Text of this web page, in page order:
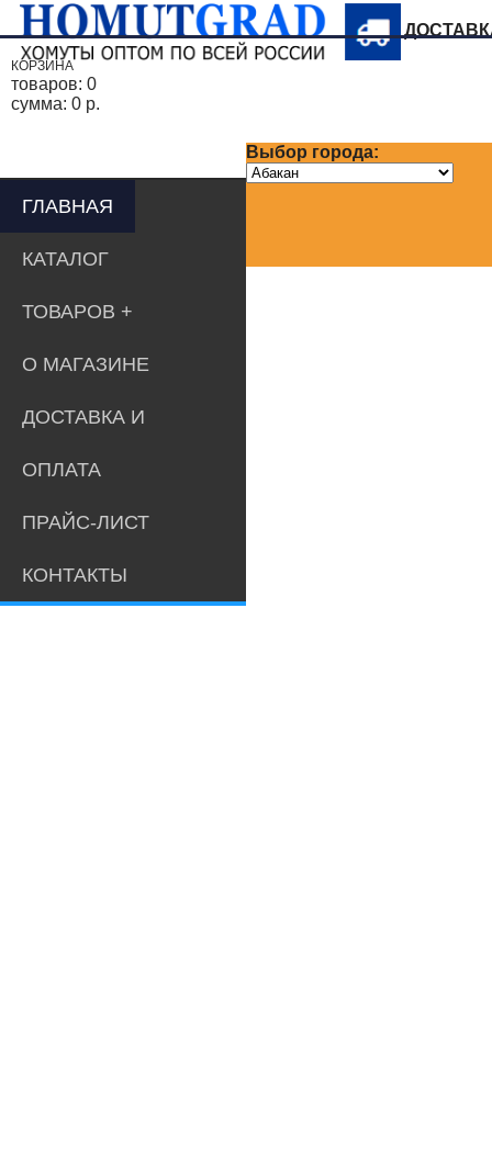
Выбор города:
КОРЗИНА
товаров: 0
сумма: 0 р.
ГЛАВНАЯ
КАТАЛОГ
ТОВАРОВ
О МАГАЗИНЕ
ДОСТАВКА И
ОПЛАТА
ПРАЙС-ЛИСТ
КОНТАКТЫ